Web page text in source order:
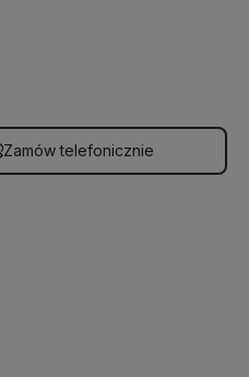
Zamów telefonicznie